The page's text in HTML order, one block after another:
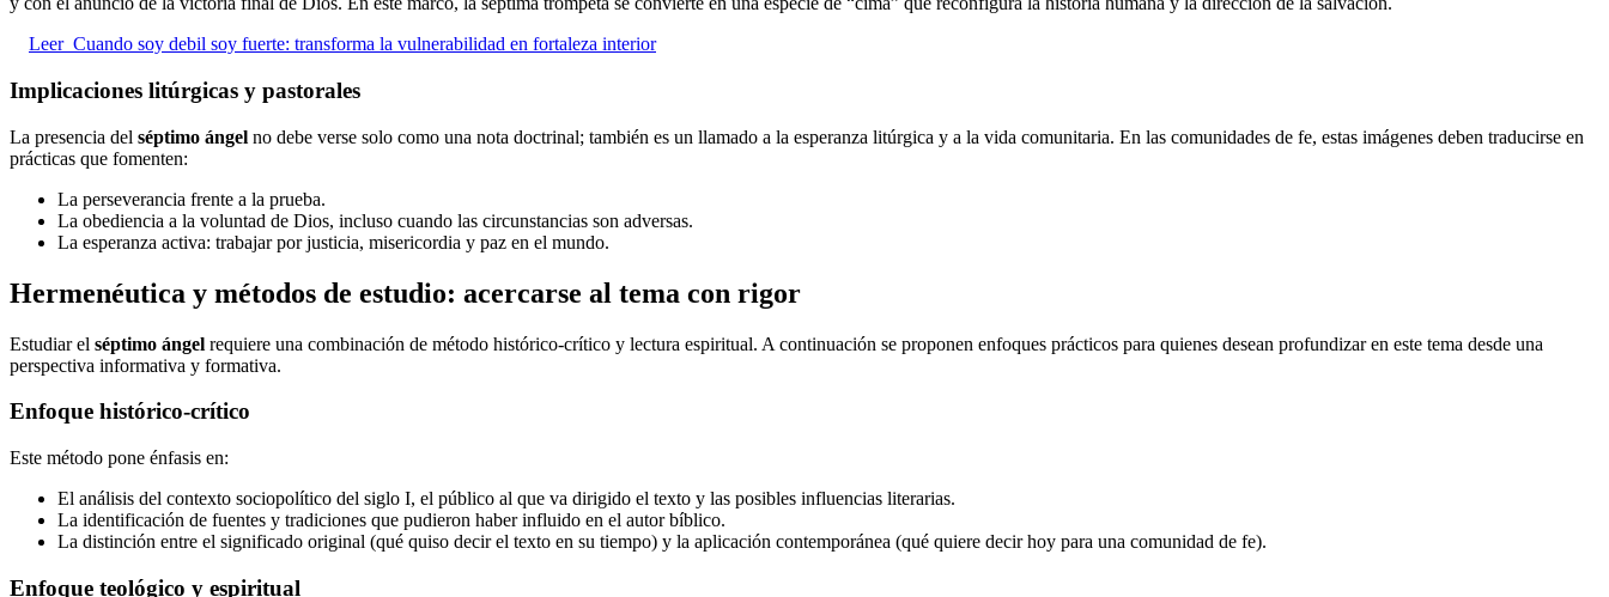
Leer Cuando soy debil soy fuerte: transforma la vulnerabilidad en fortaleza interior
Implicaciones litúrgicas y pastorales
La presencia del séptimo ángel no debe verse solo como una nota doctrinal; también es un llamado a la esperanza litúrgica y a la vida comunitaria. En las comunidades de fe, estas imágenes deben traducirse en
prácticas que fomenten:
La perseverancia frente a la prueba.
La obediencia a la voluntad de Dios, incluso cuando las circunstancias son adversas.
La esperanza activa: trabajar por justicia, misericordia y paz en el mundo.
Hermenéutica y métodos de estudio: acercarse al tema con rigor
Estudiar el séptimo ángel requiere una combinación de método histórico-crítico y lectura espiritual. A continuación se proponen enfoques prácticos para quienes desean profundizar en este tema desde una
perspectiva informativa y formativa.
Enfoque histórico-crítico
Este método pone énfasis en:
El análisis del contexto sociopolítico del siglo I, el público al que va dirigido el texto y las posibles influencias literarias.
La identificación de fuentes y tradiciones que pudieron haber influido en el autor bíblico.
La distinción entre el significado original (qué quiso decir el texto en su tiempo) y la aplicación contemporánea (qué quiere decir hoy para una comunidad de fe).
Enfoque teológico y espiritual